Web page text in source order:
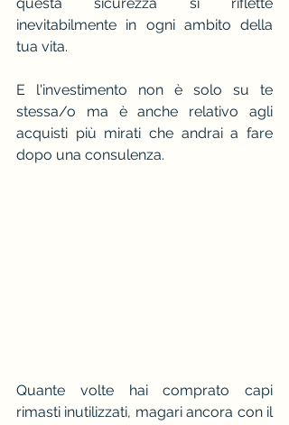
inevitabilmente in ogni ambito della
tua vita.
E l'investimento non è solo su te
stessa/o ma è anche relativo agli
acquisti più mirati che andrai a fare
dopo una consulenza.
Quante volte hai comprato capi
rimasti inutilizzati, magari ancora con il